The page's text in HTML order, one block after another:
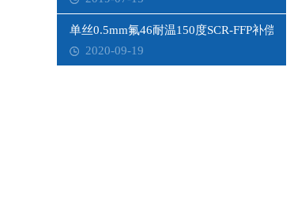
单丝0.5mm氟46耐温150度SCR-FFP补偿导线
2020-09-19